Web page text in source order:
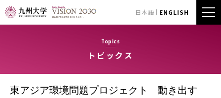
日本語 ENGLISH
Topics
トピックス
東アジア環境問題プロジェクト 動き出す